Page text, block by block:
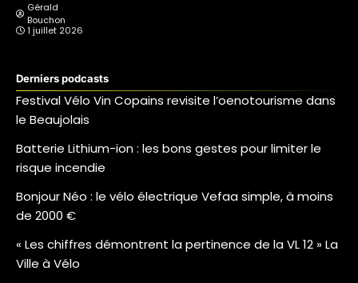
Gérald
Bouchon
1 juillet 2026
Derniers podcasts
Festival Vélo Vin Copains revisite l’oenotourisme dans
le Beaujolais
Batterie Lithium-ion : les bons gestes pour limiter le
risque incendie
Bonjour Néo : le vélo électrique Vefaa simple, à moins
de 2000 €
« Les chiffres démontrent la pertinence de la VL 12 » La
Ville à Vélo